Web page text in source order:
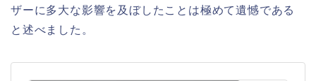
ザーに多大な影響を及ぼしたことは極めて遺憾である
と述べました。